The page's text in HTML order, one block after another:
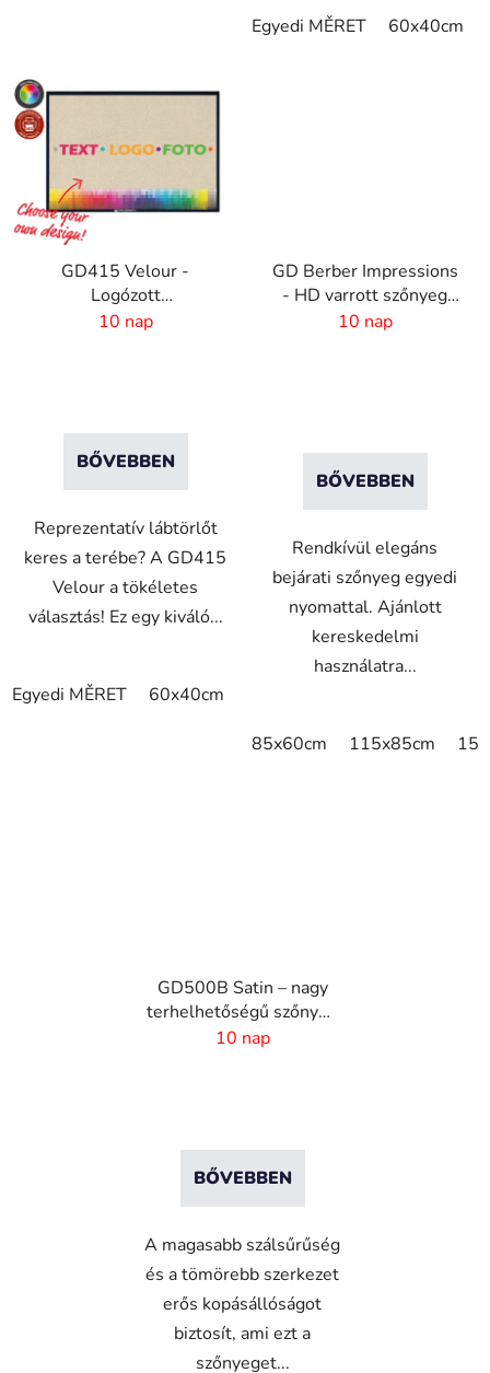
Egyedi MĚRET 60x40cm
GD415 Velour -
Logózott
reklámszőnyeg - 4 mm
10 nap
BŐVEBBEN
Reprezentatív lábtörlőt
keres a terébe? A GD415
Velour a tökéletes
választás! Ez egy kiváló...
Egyedi MĚRET 60x40cm
GD Berber Impressions
- HD varrott szőnyeg
logóval
10 nap
BŐVEBBEN
Rendkívül elegáns
bejárati szőnyeg egyedi
nyomattal. Ajánlott
kereskedelmi
használatra...
85x60cm 115x85cm
GD500B Satin – nagy
terhelhetőségű szőnyeg
digitális nyomtatással
10 nap
BŐVEBBEN
A magasabb szálsűrűség
és a tömörebb szerkezet
erős kopásállóságot
biztosít, ami ezt a
szőnyeget...